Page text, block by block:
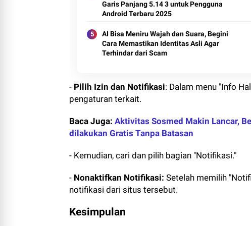
Garis Panjang 5.14 3 untuk Pengguna
Android Terbaru 2025
AI Bisa Meniru Wajah dan Suara, Begini
Cara Memastikan Identitas Asli Agar
Terhindar dari Scam
- Pilih Izin dan Notifikasi: Dalam menu "Info
pengaturan terkait.
Baca Juga: Aktivitas Sosmed Makin Lancar,
dilakukan Gratis Tanpa Batasan
- Kemudian, cari dan pilih bagian "Notifikasi."
- Nonaktifkan Notifikasi: Setelah memilih
notifikasi dari situs tersebut.
Kesimpulan